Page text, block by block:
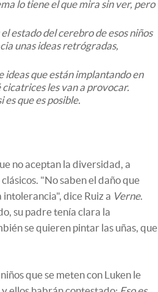
lo tiene el que mira sin ver, pero
estado del cerebro de esos niños
unas ideas retrógradas,
ideas que están implantando en
les van a provocar.
que es posible.
no aceptan la diversidad, a
"No saben el daño que
dice Ruiz a Verne.
su padre tenía clara la
se quieren pintar las uñas, que
que se meten con Luken le